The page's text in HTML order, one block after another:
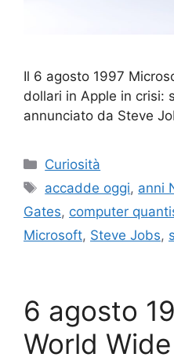
Il 6 agosto 1997
dollari in Apple in crisi:
annunciato da Steve
Categorie
Curiosità
Tag
accadde oggi, anni
Gates, computer
Microsoft, Steve Jobs,
6 agosto
World